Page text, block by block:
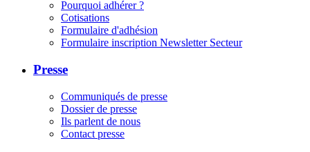
Pourquoi adhérer ?
Cotisations
Formulaire d'adhésion
Formulaire inscription Newsletter Secteur
Presse
Communiqués de presse
Dossier de presse
Ils parlent de nous
Contact presse